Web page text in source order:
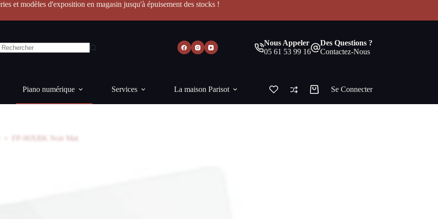
et modèles d'exposition en magasin jusqu'à épuisement des stocks !
Nous Appeler
05 61 53 99 16
Des Questions ?
Contactez-Nous
Piano numérique Services La maison Parisot
Panier
Se Connecter
FP-90XBK Noir Mat